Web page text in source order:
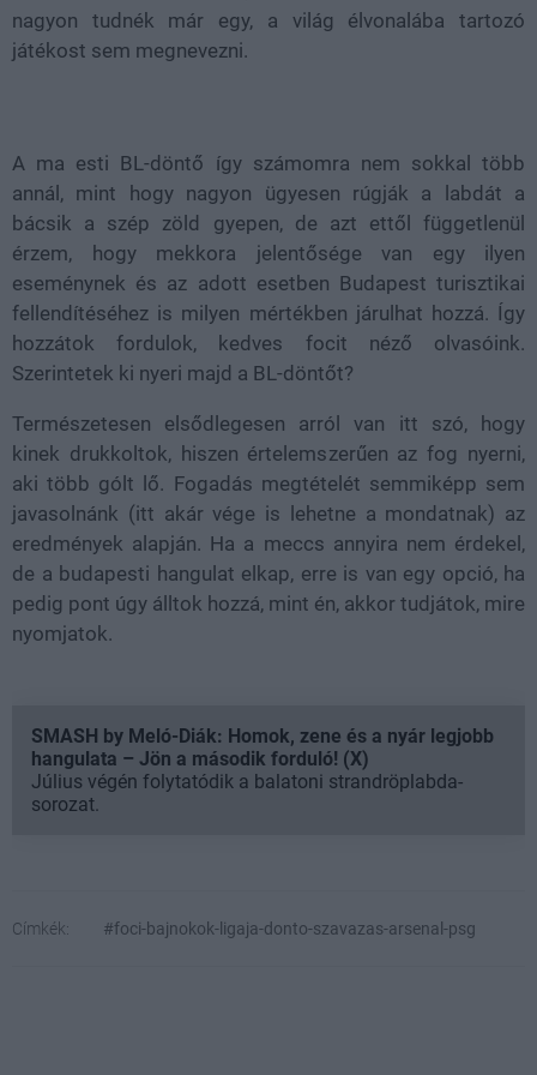
nagyon tudnék már egy, a világ élvonalába tartozó
játékost sem megnevezni.
A ma esti BL-döntő így számomra nem sokkal több
annál, mint hogy nagyon ügyesen rúgják a labdát a
bácsik a szép zöld gyepen, de azt ettől függetlenül
érzem, hogy mekkora jelentősége van egy ilyen
eseménynek és az adott esetben Budapest turisztikai
fellendítéséhez is milyen mértékben járulhat hozzá. Így
hozzátok fordulok, kedves focit néző olvasóink.
Szerintetek ki nyeri majd a BL-döntőt?
Természetesen elsődlegesen arról van itt szó, hogy
kinek drukkoltok, hiszen értelemszerűen az fog nyerni,
aki több gólt lő. Fogadás megtételét semmiképp sem
javasolnánk (itt akár vége is lehetne a mondatnak) az
eredmények alapján. Ha a meccs annyira nem érdekel,
de a budapesti hangulat elkap, erre is van egy opció, ha
pedig pont úgy álltok hozzá, mint én, akkor tudjátok, mire
nyomjatok.
SMASH by Meló-Diák: Homok, zene és a nyár legjobb
hangulata – Jön a második forduló! (X)
Július végén folytatódik a balatoni strandröplabda-
sorozat.
Címkék: #foci-bajnokok-ligaja-donto-szavazas-arsenal-psg